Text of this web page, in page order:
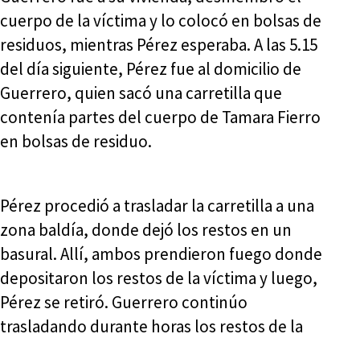
cuerpo de la víctima y lo colocó en bolsas de
residuos, mientras Pérez esperaba. A las 5.15
del día siguiente, Pérez fue al domicilio de
Guerrero, quien sacó una carretilla que
contenía partes del cuerpo de Tamara Fierro
en bolsas de residuo.
Pérez procedió a trasladar la carretilla a una
zona baldía, donde dejó los restos en un
basural. Allí, ambos prendieron fuego donde
depositaron los restos de la víctima y luego,
Pérez se retiró. Guerrero continúo
trasladando durante horas los restos de la